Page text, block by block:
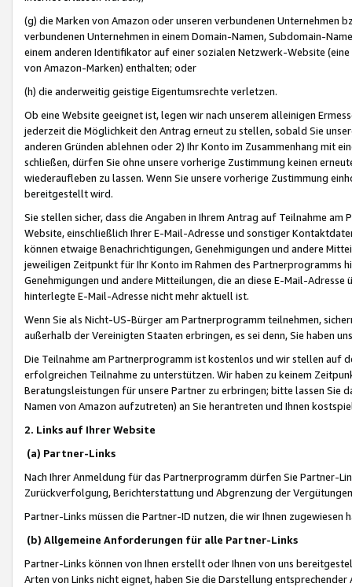
(g) die Marken von Amazon oder unseren verbundenen Unternehmen
verbundenen Unternehmen in einem Domain-Namen, Subdomain-
einem anderen Identifikator auf einer sozialen Netzwerk-Website
von Amazon-Marken) enthalten; oder
(h) die anderweitig geistige Eigentumsrechte verletzen.
Ob eine Website geeignet ist, legen wir nach unserem alleinigen
jederzeit die Möglichkeit den Antrag erneut zu stellen, sobald Sie
anderen Gründen ablehnen oder 2) Ihr Konto im Zusammenhang mit
schließen, dürfen Sie ohne unsere vorherige Zustimmung keinen
wiederaufleben zu lassen. Wenn Sie unsere vorherige Zustimmung
bereitgestellt wird.
Sie stellen sicher, dass die Angaben in Ihrem Antrag auf Teilnahme
Website, einschließlich Ihrer E-Mail-Adresse und sonstiger
können etwaige Benachrichtigungen, Genehmigungen und andere
jeweiligen Zeitpunkt für Ihr Konto im Rahmen des Partnerprogramms
Genehmigungen und andere Mitteilungen, die an diese E-Mail-
hinterlegte E-Mail-Adresse nicht mehr aktuell ist.
Wenn Sie als Nicht-US-Bürger am Partnerprogramm teilnehmen,
außerhalb der Vereinigten Staaten erbringen, es sei denn, Sie haben
Die Teilnahme am Partnerprogramm ist kostenlos und wir stellen auf
erfolgreichen Teilnahme zu unterstützen. Wir haben zu keinem
Beratungsleistungen für unsere Partner zu erbringen; bitte lassen Sie
Namen von Amazon aufzutreten) an Sie herantreten und Ihnen
2. Links auf Ihrer Website
(a) Partner-Links
Nach Ihrer Anmeldung für das Partnerprogramm dürfen Sie Partner-
Zurückverfolgung, Berichterstattung und Abgrenzung der
Partner-Links müssen die Partner-ID nutzen, die wir Ihnen zugewiesen
(b) Allgemeine Anforderungen für alle Partner-Links
Partner-Links können von Ihnen erstellt oder Ihnen von uns
Arten von Links nicht eignet, haben Sie die Darstellung